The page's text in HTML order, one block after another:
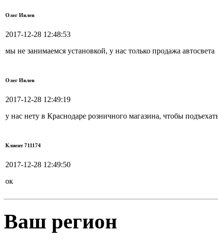
Олег Ивлев
2017-12-28 12:48:53
мы не занимаемся установкой, у нас только продажа автосвета
Олег Ивлев
2017-12-28 12:49:19
у нас нету в Краснодаре розничного магазина, чтобы
Клиент 711174
2017-12-28 12:49:50
ок
Ваш регион